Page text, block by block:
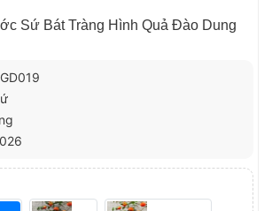
Sứ Bát Tràng Hình Quả Đào Dung